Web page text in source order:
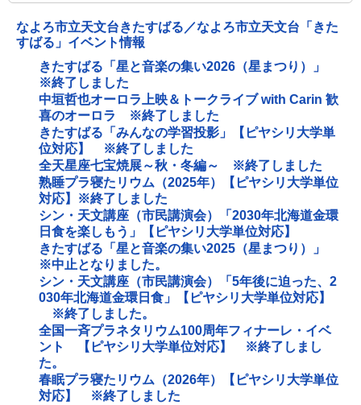
なよろ市立天文台きたすばる／なよろ市立天文台「きた
すばる」イベント情報
きたすばる「星と音楽の集い2026（星まつり）」
※終了しました
中垣哲也オーロラ上映＆トークライブ with Carin 歓
喜のオーロラ ※終了しました
きたすばる「みんなの学習投影」【ピヤシリ大学単
位対応】 ※終了しました
全天星座七宝焼展～秋・冬編～ ※終了しました
熟睡プラ寝たリウム（2025年）【ピヤシリ大学単位
対応】※終了しました
シン・天文講座（市民講演会）「2030年北海道金環
日食を楽しもう」【ピヤシリ大学単位対応】
きたすばる「星と音楽の集い2025（星まつり）」
※中止となりました。
シン・天文講座（市民講演会）「5年後に迫った、2
030年北海道金環日食」【ピヤシリ大学単位対応】
※終了しました。
全国一斉プラネタリウム100周年フィナーレ・イベ
ント 【ピヤシリ大学単位対応】 ※終了しまし
た。
春眠プラ寝たリウム（2026年）【ピヤシリ大学単位
対応】 ※終了しました